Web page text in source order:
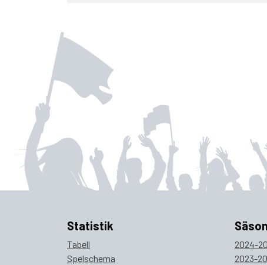
Statistik
Tabell
Spelschema
2024-
2023-